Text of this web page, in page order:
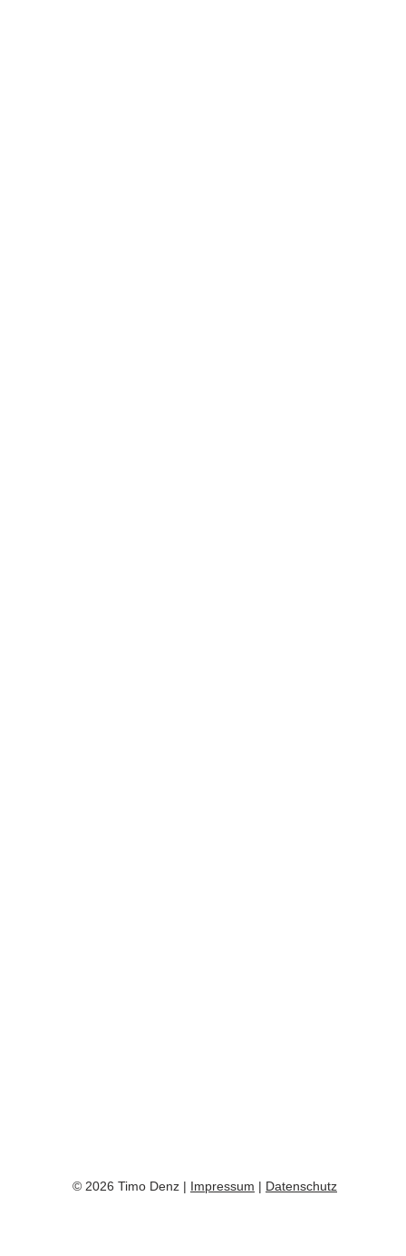
© 2026 Timo Denz | Impressum | Datenschutz